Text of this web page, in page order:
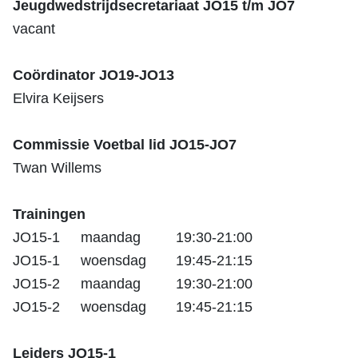
Jeugdwedstrijdsecretariaat JO15 t/m JO7
vacant
Coördinator JO19-JO13
Elvira Keijsers
Commissie Voetbal lid JO15-JO7
Twan Willems
Trainingen
JO15-1
maandag
19:30-21:00
JO15-1
woensdag
19:45-21:15
JO15-2
maandag
19:30-21:00
JO15-2
woensdag 19:45-21:15
Leiders JO15-1